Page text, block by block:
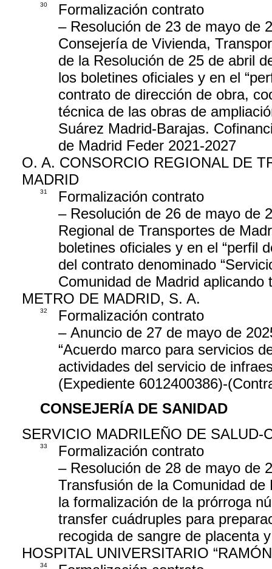
30
Formalización contrato
– Resolución de 23 de mayo de
Consejería de Vivienda,
de la Resolución de 25 de abril
los boletines oficiales y en el
contrato de dirección de obra,
técnica de las obras de
Suárez Madrid-Barajas.
de Madrid Feder 2021-2027
O. A. CONSORCIO REGIONAL DE
MADRID
31
Formalización contrato
– Resolución de 26 de mayo de
Regional de Transportes de
boletines oficiales y en el “perfil
del contrato denominado
Comunidad de Madrid aplicando
METRO DE MADRID, S. A.
32
Formalización contrato
– Anuncio de 27 de mayo de
“Acuerdo marco para servicios
actividades del servicio de
(Expediente 6012400386)-
CONSEJERÍA DE SANIDAD
SERVICIO MADRILEÑO DE SALUD-
33
Formalización contrato
– Resolución de 28 de mayo de
Transfusión de la Comunidad
la formalización de la prórroga
transfer cuádruples para
recogida de sangre de placenta
HOSPITAL UNIVERSITARIO
34